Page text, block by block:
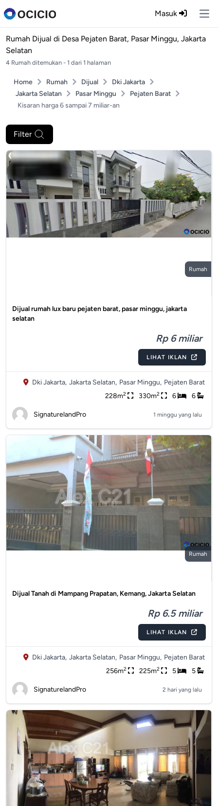
Masuk
Rumah Dijual di Desa Pejaten Barat, Pasar Minggu, Jakarta
Selatan
4 Rumah ditemukan - 1 dari 1 halaman
Home Rumah Dijual
Dki Jakarta
Jakarta Selatan
Pasar Minggu
Pejaten Barat
Kisaran harga 6 sampai 7 miliar-an
Filter
Rumah
Dijual rumah lux baru pejaten barat, pasar minggu, jakarta
selatan
Rp 6 miliar
LIHAT IKLAN
Dki Jakarta, Jakarta Selatan, Pasar Minggu, Pejaten Barat
228m2 330m2 6 6
SignaturelandPro 1 minggu yang lalu
Rumah
Dijual Tanah di Mampang Prapatan, Kemang, Jakarta Selatan
Rp 6.5 miliar
LIHAT IKLAN
Dki Jakarta, Jakarta Selatan, Pasar Minggu, Pejaten Barat
256m2 225m2 5 5
SignaturelandPro 2 hari yang lalu